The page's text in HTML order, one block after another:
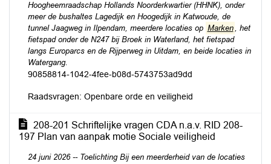
Hoogheemraadschap Hollands Noorderkwartier (HHNK), onder
meer de bushaltes Lagedijk en Hoogedijk in Katwoude, de
tunnel Jaagweg in Ilpendam, meerdere locaties op Marken, het
fietspad onder de N247 bij Broek in Waterland, het fietspad
langs Europarcs en de Rijperweg in Uitdam, en beide locaties in
Watergang.
90858814-1042-4fee-b08d-5743753ad9dd
Raadsvragen: Openbare orde en veiligheid
208-201 Schriftelijke vragen CDA n.a.v. RID 208-
197 Plan van aanpak motie Sociale veiligheid
24 juni 2026 -- Toelichting Bij een meerderheid van de locaties